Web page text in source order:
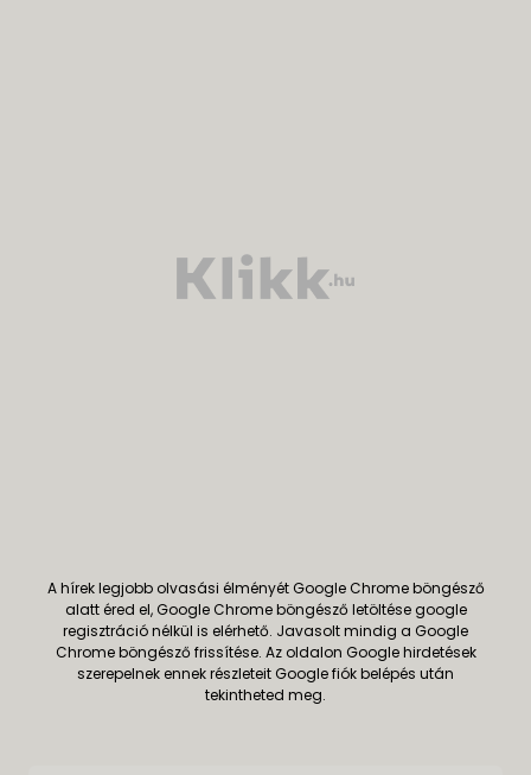
A hírek legjobb olvasási élményét Google Chrome böngésző
alatt éred el, Google Chrome böngésző letöltése google
regisztráció nélkül is elérhető. Javasolt mindig a Google
Chrome böngésző frissítése. Az oldalon Google hirdetések
szerepelnek ennek részleteit Google fiók belépés után
tekintheted meg.